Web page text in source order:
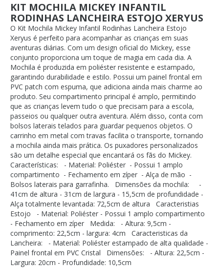
KIT MOCHILA MICKEY INFANTIL
RODINHAS LANCHEIRA ESTOJO XERYUS
O Kit Mochila Mickey Infantil Rodinhas Lancheira Estojo
Xeryus é perfeito para acompanhar as crianças em suas
aventuras diárias. Com um design oficial do Mickey, esse
conjunto proporciona um toque de magia em cada dia. A
Mochila é produzida em poliéster resistente e estampado,
garantindo durabilidade e estilo. Possui um painel frontal em
PVC patch com espuma, que adiciona ainda mais charme ao
produto. Seu compartimento principal é amplo, permitindo
que as crianças levem tudo o que precisam para a escola,
passeios ou qualquer outra aventura. Além disso, conta com
bolsos laterais telados para guardar pequenos objetos. O
carrinho em metal com travas facilita o transporte, tornando
a mochila ainda mais prática. Os puxadores personalizados
são um detalhe especial que encantará os fãs do Mickey.
Características: - Material: Poliéster - Possui 1 amplo
compartimento - Fechamento em zíper - Alça de mão -
Bolsos laterais para garrafinha. Dimensões da mochila: -
41cm de altura - 31cm de largura - 15,5cm de profundidade -
Alça totalmente levantada: 72,5cm de altura Caracteristias
Estojo - Material: Poliéster - Possui 1 amplo compartimento
- Fechamento em zíper Medida: - Altura: 9,5cm -
comprimento: 22,5cm - largura: 4cm Caracteristicas da
Lancheira: - Material: Poliéster estampado de alta qualidade -
Painel frontal em PVC Cristal Dimensões: - Altura: 22,5cm -
Largura: 20cm - Profundidade: 10,5cm